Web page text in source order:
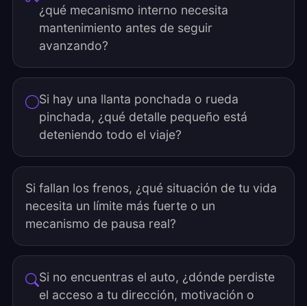
¿qué mecanismo interno necesita
mantenimiento antes de seguir
avanzando?
Si hay una llanta ponchada o rueda
pinchada, ¿qué detalle pequeño está
deteniendo todo el viaje?
Si fallan los frenos, ¿qué situación de tu vida
necesita un límite más fuerte o un
mecanismo de pausa real?
Si no encuentras el auto, ¿dónde perdiste
el acceso a tu dirección, motivación o